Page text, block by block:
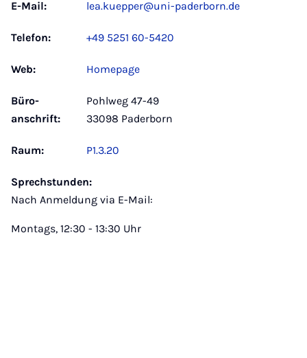
E-Mail: lea.kuepper@uni-paderborn.de
Telefon: +49 5251 60-5420
Web: Homepage
Büro­
anschrift:
Pohlweg 47-49
33098 Paderborn
Raum: P1.3.20
Sprechstunden:
Nach Anmeldung via E-Mail:
Montags, 12:30 - 13:30 Uhr